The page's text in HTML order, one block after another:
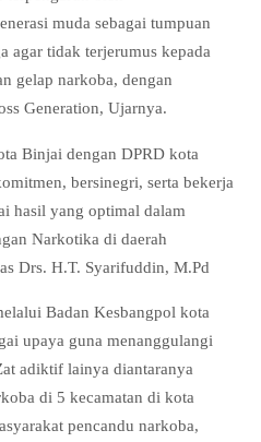
muda sebagai tumpuan
agar tidak terjerumus kepada
gelap narkoba, dengan
Generation, Ujarnya.
Binjai dengan DPRD kota
bersinegri, serta bekerja
hasil yang optimal dalam
Narkotika di daerah
Drs. H.T. Syarifuddin, M.Pd
Badan Kesbangpol kota
upaya guna menanggulangi
adiktif lainya diantaranya
di 5 kecamatan di kota
pencandu narkoba,